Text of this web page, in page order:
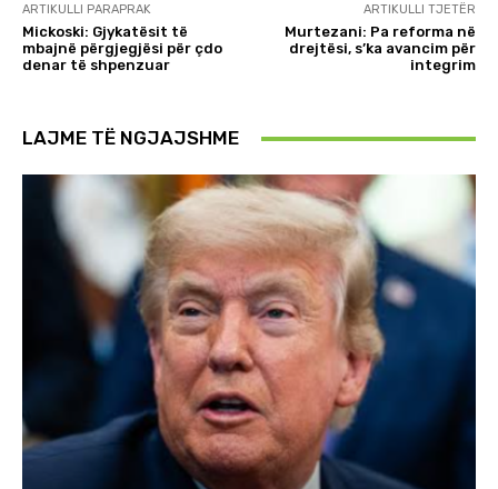
ARTIKULLI PARAPRAK
Mickoski: Gjykatësit të
mbajnë përgjegjësi për çdo
denar të shpenzuar
ARTIKULLI TJETËR
Murtezani: Pa reforma në
drejtësi, s’ka avancim për
integrim
LAJME TË NGJAJSHME